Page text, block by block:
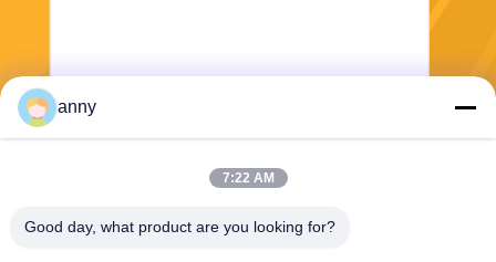
anny
7:22 AM
Good day, what product are you looking for?